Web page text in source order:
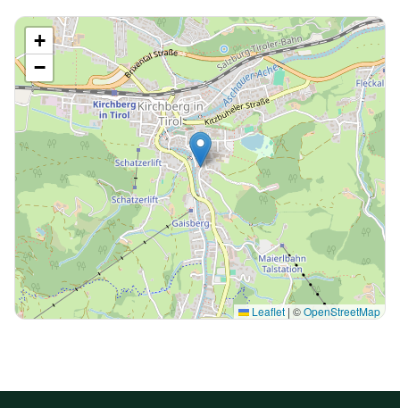
+
−
Leaflet | ©OpenStreetMap